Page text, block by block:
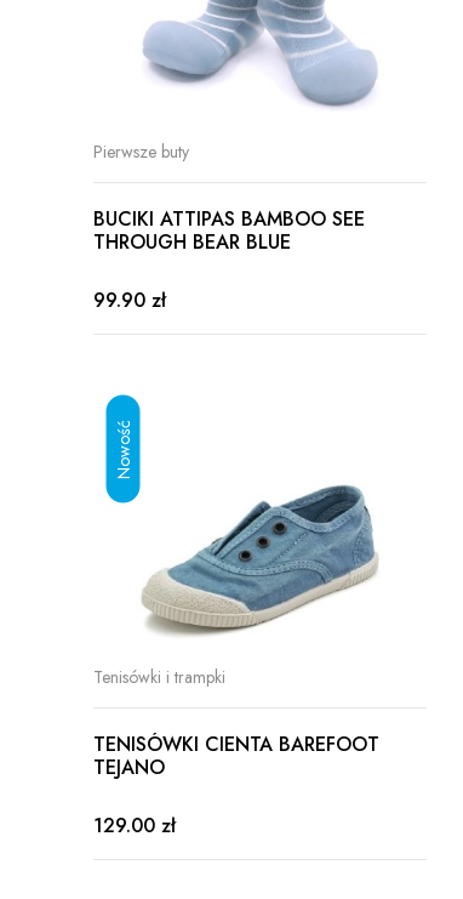
Pierwsze buty
BUCIKI ATTIPAS BAMBOO SEE
THROUGH BEAR BLUE
99.90 zł
Tenisówki i trampki
TENISÓWKI CIENTA BAREFOOT
TEJANO
129.00 zł